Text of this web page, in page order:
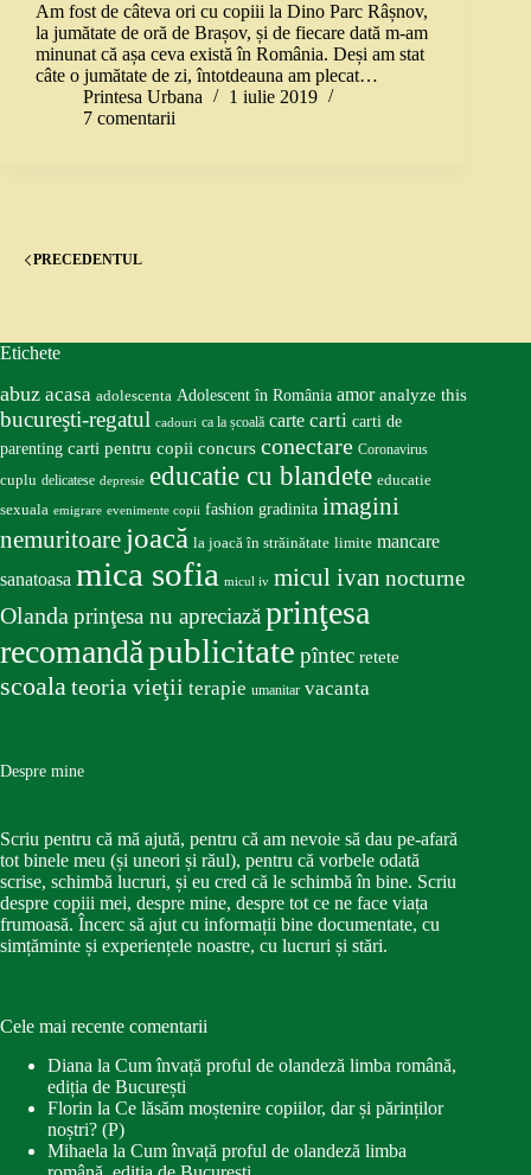
Am fost de câteva ori cu copiii la Dino Parc Râșnov,
la jumătate de oră de Brașov, și de fiecare dată m-am
minunat că așa ceva există în România. Deși am stat
câte o jumătate de zi, întotdeauna am plecat…
Printesa Urbana
1 iulie 2019
7 comentarii
PRECEDENTUL
Etichete
abuz acasa adolescenta Adolescent în România amor analyze this
bucureşti-regatul cadouri ca la școală carte carti carti de
parenting carti pentru copii concurs conectare Coronavirus
cuplu delicatese depresie educatie cu blandete educatie
sexuala emigrare evenimente copii fashion gradinita imagini
nemuritoare joacă la joacă în străinătate limite mancare
sanatoasa mica sofia micul iv micul ivan nocturne
Olandaprinţesa nu apreciazăprinţesa
recomandăpublicitate pîntec retete
scoalateoria vieţii terapie umanitar vacanta
Despre mine
Scriu pentru că mă ajută, pentru că am nevoie să dau pe-afară
tot binele meu (și uneori și răul), pentru că vorbele odată
scrise, schimbă lucruri, și eu cred că le schimbă în bine. Scriu
despre copiii mei, despre mine, despre tot ce ne face viața
frumoasă. Încerc să ajut cu informații bine documentate, cu
simțăminte și experiențele noastre, cu lucruri și stări.
Cele mai recente comentarii
Diana la Cum învață proful de olandeză limba română,
ediția de București
Florin la Ce lăsăm moștenire copiilor, dar și părinților
noștri? (P)
Mihaela la Cum învață proful de olandeză limba